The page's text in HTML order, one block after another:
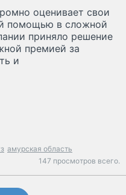
оценивает свои
помощью в сложной
приняло решение
премией за
и
амурская область
147 просмотров всего.